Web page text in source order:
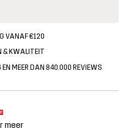
VANAF €120
& KWALITEIT
EN MEER DAN 840.000 REVIEWS
meer